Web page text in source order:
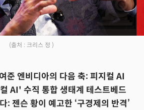
(출처 : 크리스 정 )
준 엔비디아의 다음 축: 피지컬 AI
AI' 수직 통합 생태계 테스트베드
: 젠슨 황이 예고한 ‘구경제의 반격’